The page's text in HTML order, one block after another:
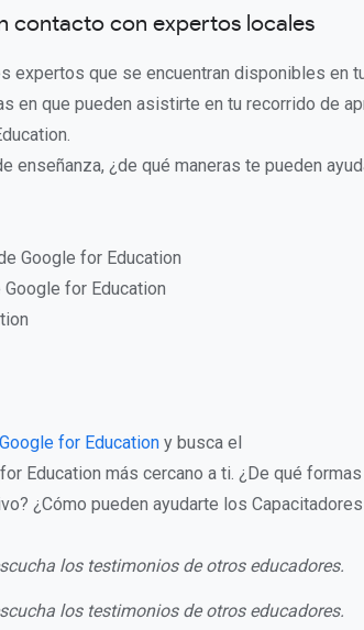
contacto con expertos locales
expertos que se encuentran disponibles en
en que pueden asistirte en tu recorrido de
enseñanza, ¿de qué maneras te pueden
Google for Education
for Education
for Education y busca el
Education más cercano a ti. ¿De qué
¿Cómo pueden ayudarte los
los testimonios de otros educadores.
los testimonios de otros educadores.